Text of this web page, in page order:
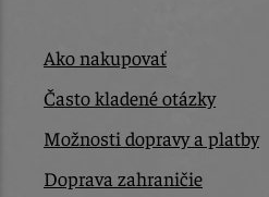
Ako nakupovať
Často kladené otázky
Možnosti dopravy a platby
Doprava zahraničie